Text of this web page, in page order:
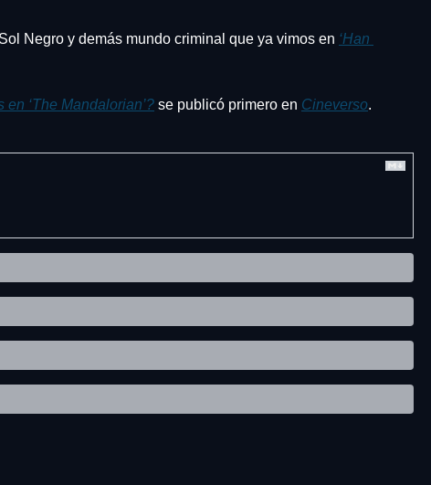
Negro y demás mundo criminal que ya vimos en ‘Han
‘The Mandalorian’? se publicó primero en Cineverso.